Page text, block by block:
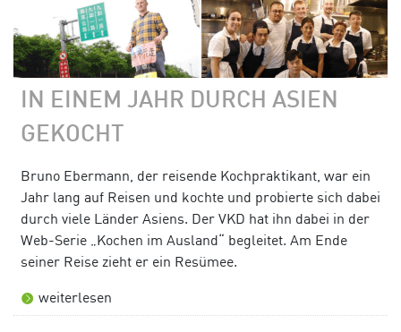
IN EINEM JAHR DURCH ASIEN
GEKOCHT
Bruno Ebermann, der reisende Kochpraktikant, war ein
Jahr lang auf Reisen und kochte und probierte sich dabei
durch viele Länder Asiens. Der VKD hat ihn dabei in der
Web-Serie „Kochen im Ausland“ begleitet. Am Ende
seiner Reise zieht er ein Resümee.
weiterlesen